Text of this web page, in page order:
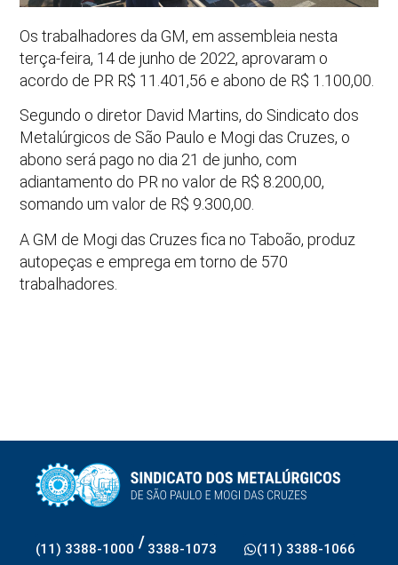
Os trabalhadores da GM, em assembleia nesta
terça-feira, 14 de junho de 2022, aprovaram o
acordo de PR R$ 11.401,56 e abono de R$ 1.100,00.
Segundo o diretor David Martins, do Sindicato dos
Metalúrgicos de São Paulo e Mogi das Cruzes, o
abono será pago no dia 21 de junho, com
adiantamento do PR no valor de R$ 8.200,00,
somando um valor de R$ 9.300,00.
A GM de Mogi das Cruzes fica no Taboão, produz
autopeças e emprega em torno de 570
trabalhadores.
(11) 3388-1000 / 3388-1073 (11) 3388-1066